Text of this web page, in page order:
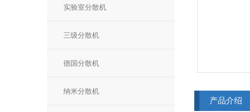
实验室分散机
三级分散机
德国分散机
纳米分散机
产品介绍